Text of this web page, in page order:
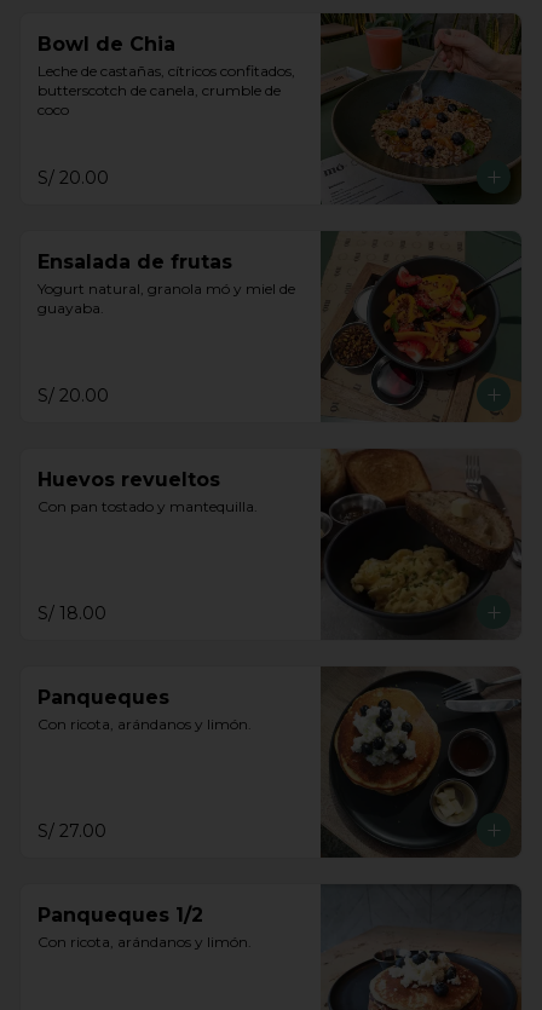
Bowl de Chia
Leche de castañas, cítricos confitados,
butterscotch de canela, crumble de
coco
S/ 20.00
Ensalada de frutas
Yogurt natural, granola mó y miel de
guayaba.
S/ 20.00
Huevos revueltos
Con pan tostado y mantequilla.
S/ 18.00
Panqueques
Con ricota, arándanos y limón.
S/ 27.00
Panqueques 1/2
Con ricota, arándanos y limón.